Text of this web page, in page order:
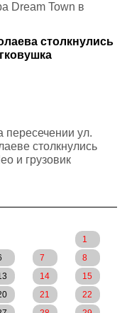
Dream Town в
столкнулись
пересечении ул.
столкнулись
и грузовик
1
7
8
14
15
21
22